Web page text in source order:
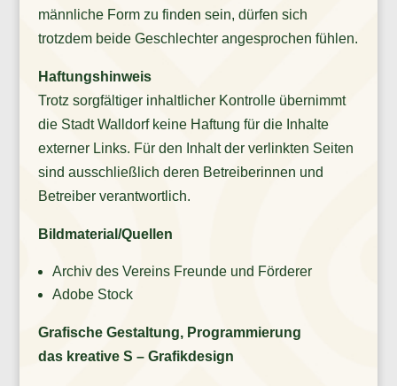
männliche Form zu finden sein, dürfen sich
trotzdem beide Geschlechter angesprochen fühlen.
Haftungshinweis
Trotz sorgfältiger inhaltlicher Kontrolle übernimmt
die Stadt Walldorf keine Haftung für die Inhalte
externer Links. Für den Inhalt der verlinkten Seiten
sind ausschließlich deren Betreiberinnen und
Betreiber verantwortlich.
Bildmaterial/Quellen
Archiv des Vereins Freunde und Förderer
Adobe Stock
Grafische Gestaltung, Programmierung
das kreative S – Grafikdesign